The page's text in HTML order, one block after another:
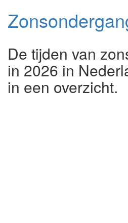
De tijden van
in 2026 in
in een overzicht.